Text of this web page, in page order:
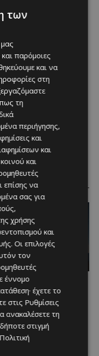
ΚΎΠΡΟ
πεζοπορία στον
με τον σκύλο
και θέα τις Περσείδες
τις βόλτες στη φύση
δεν αποχωρίζεσαι ποτέ τον
των
μας
παρόμοιες
και να
στη
τη
περιήγησης,
και
και
και
επίσης να
σας για
χρήσης
και
Οι επιλογές
τον
έννομο
έχετε το
στις Ρυθμίσεις
ανακαλέσετε τη
στιγμή
Πολιτική